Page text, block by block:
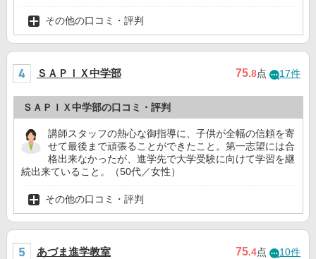
その他の口コミ・評判
ＳＡＰＩＸ中学部 75.8点 17件
ＳＡＰＩＸ中学部の口コミ・評判
講師スタッフの熱心な御指導に、子供が全幅の信頼を寄
せて最後まで頑張ることができたこと。第一志望には合
格出来なかったが、進学先で大学受験に向けて学習を継
続出来ていること。（50代／女性）
その他の口コミ・評判
あづま進学教室 75.4点 10件